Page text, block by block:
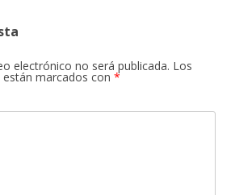
electrónico no será publicada. Los
marcados con *